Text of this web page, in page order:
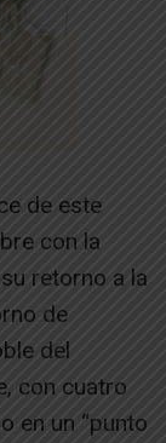
de este
con la
retorno a la
de
del
con cuatro
en un “punto